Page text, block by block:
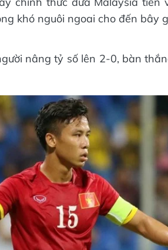
khó nguôi ngoai cho đến bây
nâng tỷ số lên 2-0, bàn